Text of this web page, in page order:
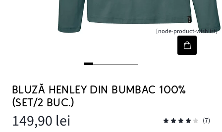
[node-product-wishlist]
BLUZĂ HENLEY DIN BUMBAC 100%
(SET/2 BUC.)
149,90 lei (7)